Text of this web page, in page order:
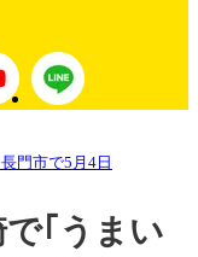
門市で5月4日
で｢うまい